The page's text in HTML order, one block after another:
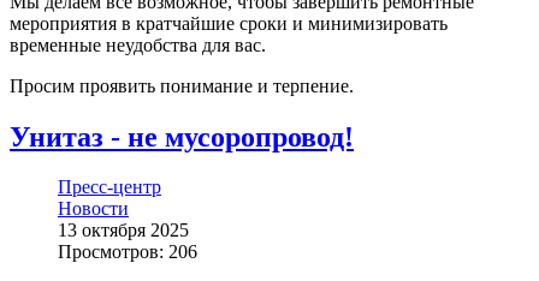
мероприятия в кратчайшие сроки и минимизировать
временные неудобства для вас.
Просим проявить понимание и терпение.
Унитаз - не мусоропровод!
Пресс-центр
Новости
13 октября 2025
Просмотров: 206